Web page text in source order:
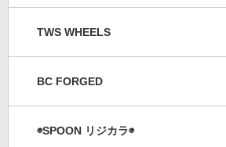
TWS WHEELS
BC FORGED
◉SPOON リジカラ◉